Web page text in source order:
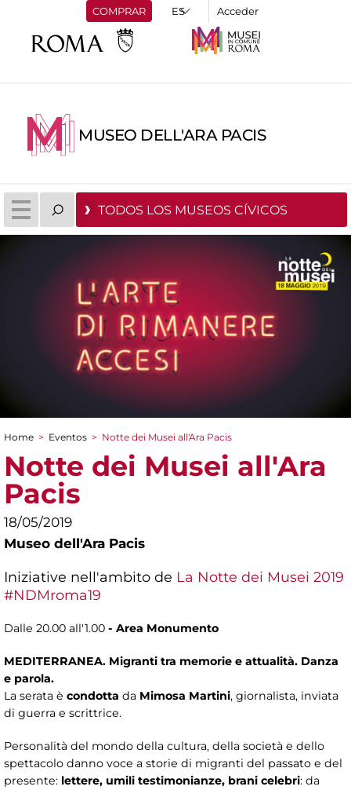
COMPRAR Acceder
MUSEO DELL'ARA PACIS
TODOS LOS MUSEOS CÍVICOS
You are here
Home > Eventos > Notte dei Musei all'Ara Pacis
Notte dei Musei all'Ara
Pacis
18/05/2019
Museo dell'Ara Pacis
Iniziative nell'ambito de La Notte dei Musei 2019
#NDMroma19
Dalle 20.00 all'1.00 - Area Monumento
MEDITERRANEA. Migranti tra memorie e attualità. Danza
e parola.
La serata è condotta da Mimosa Martini, giornalista, inviata
di guerra e scrittrice.
Personalità del mondo della cultura, della società e dello
spettacolo danno voce a storie di migranti del passato e del
presente: lettere, umili testimonianze, brani celebri: da